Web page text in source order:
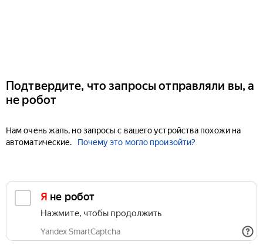
Подтвердите, что запросы отправляли вы, а
не робот
Нам очень жаль, но запросы с вашего устройства похожи на
автоматические.
Почему это могло произойти?
Я не робот
Нажмите, чтобы продолжить
Yandex SmartCaptcha